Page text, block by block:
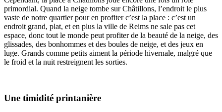
primordial. Quand la neige tombe sur Châtillons, l’endroit le plus
vaste de notre quartier pour en profiter c’est la place : c’est un
endroit grand, plat, et en plus la ville de Reims ne sale pas cet
espace, donc tout le monde peut profiter de la beauté de la neige, des
glissades, des bonhommes et des boules de neige, et des jeux en
luge. Grands comme petits aiment la période hivernale, malgré que
le froid et la nuit restreignent les sorties.
Une timidité printanière